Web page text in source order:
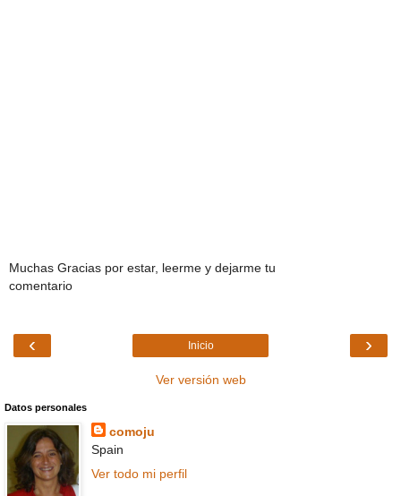
Muchas Gracias por estar, leerme y dejarme tu
comentario
‹ ›
Inicio
Ver versión web
Datos personales
comoju
Spain
Ver todo mi perfil